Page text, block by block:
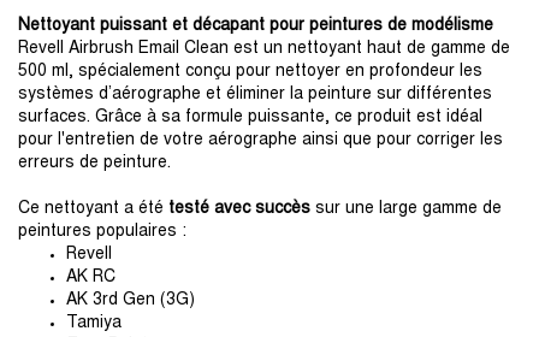
Nettoyant puissant et décapant pour peintures de modélisme
Revell Airbrush Email Clean est un nettoyant haut de gamme de
500 ml, spécialement conçu pour nettoyer en profondeur les
systèmes d’aérographe et éliminer la peinture sur différentes
surfaces. Grâce à sa formule puissante, ce produit est idéal
pour l'entretien de votre aérographe ainsi que pour corriger les
erreurs de peinture.
Ce nettoyant a été testé avec succès sur une large gamme de
peintures populaires :
Revell
AK RC
AK 3rd Gen (3G)
Tamiya